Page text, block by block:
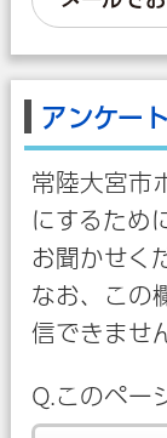
アンケート
常陸大宮市
にするため
お聞かせく
なお、この
信できませ
Q.このペー